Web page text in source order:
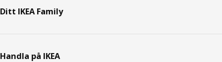
Ditt IKEA Family
Handla på IKEA